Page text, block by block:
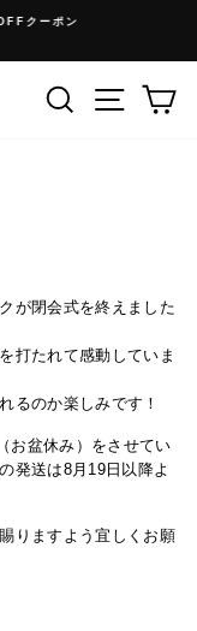
ン
検索 メニ
が閉会式を終えました
打たれて感動していま
るのか楽しみです！
お盆休み）をさせてい
発送は8月19日以降よ
りますよう宜しくお願